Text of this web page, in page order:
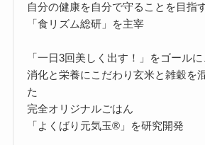
自分の健康を自分で守ることを目指
「食リズム総研」を主宰
「一日3回美しく出す！」をゴールに
消化と栄養にこだわり玄米と雑穀を
た
完全オリジナルごはん
「よくばり元気玉®」を研究開発